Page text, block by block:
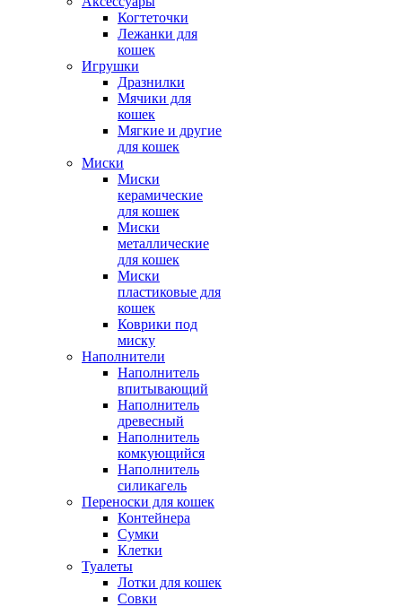
Когтеточки
Лежанки для
кошек
Игрушки
Дразнилки
Мячики для
кошек
Мягкие и другие
для кошек
Миски
Миски
керамические
для кошек
Миски
металлические
для кошек
Миски
пластиковые для
кошек
Коврики под
миску
Наполнители
Наполнитель
впитывающий
Наполнитель
древесный
Наполнитель
комкующийся
Наполнитель
силикагель
Переноски для кошек
Контейнера
Сумки
Клетки
Туалеты
Лотки для кошек
Совки